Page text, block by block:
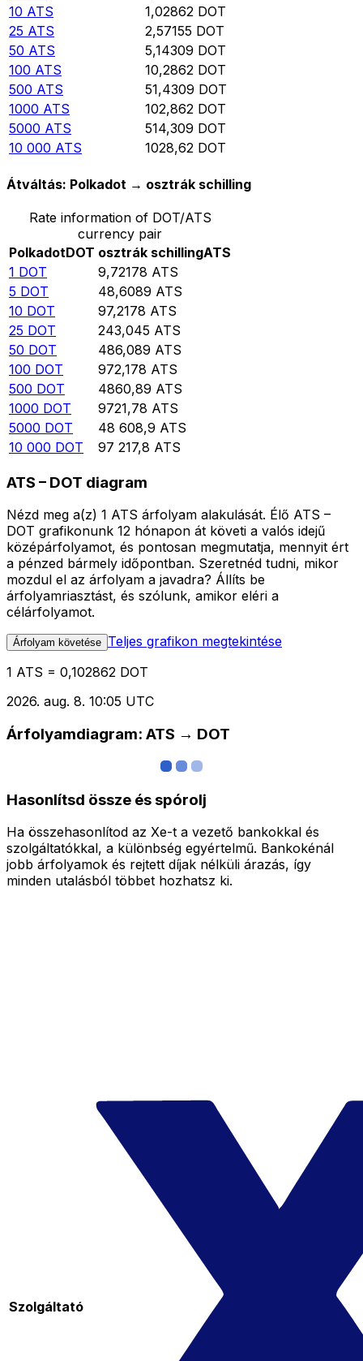
10 ATS 1,02862 DOT
25 ATS 2,57155 DOT
50 ATS 5,14309 DOT
100 ATS 10,2862 DOT
500 ATS 51,4309 DOT
1000 ATS 102,862 DOT
5000 ATS 514,309 DOT
10 000 ATS 1028,62 DOT
Átváltás: Polkadot → osztrák schilling
Rate information of DOT/ATS
currency pair
PolkadotDOT osztrák schillingATS
1 DOT 9,72178 ATS
5 DOT 48,6089 ATS
10 DOT 97,2178 ATS
25 DOT 243,045 ATS
50 DOT 486,089 ATS
100 DOT 972,178 ATS
500 DOT 4860,89 ATS
1000 DOT 9721,78 ATS
5000 DOT 48 608,9 ATS
10 000 DOT 97 217,8 ATS
ATS – DOT diagram
Nézd meg a(z) 1 ATS árfolyam alakulását. Élő ATS –
DOT grafikonunk 12 hónapon át követi a valós idejű
középárfolyamot, és pontosan megmutatja, mennyit ért
a pénzed bármely időpontban. Szeretnéd tudni, mikor
mozdul el az árfolyam a javadra? Állíts be
árfolyamriasztást, és szólunk, amikor eléri a
célárfolyamot.
Árfolyam követése Teljes grafikon megtekintése
1 ATS = 0,102862 DOT
2026. aug. 8. 10:05 UTC
Árfolyamdiagram: ATS → DOT
Hasonlítsd össze és spórolj
Ha összehasonlítod az Xe-t a vezető bankokkal és
szolgáltatókkal, a különbség egyértelmű. Bankokénál
jobb árfolyamok és rejtett díjak nélküli árazás, így
minden utalásból többet hozhatsz ki.
Szolgáltató